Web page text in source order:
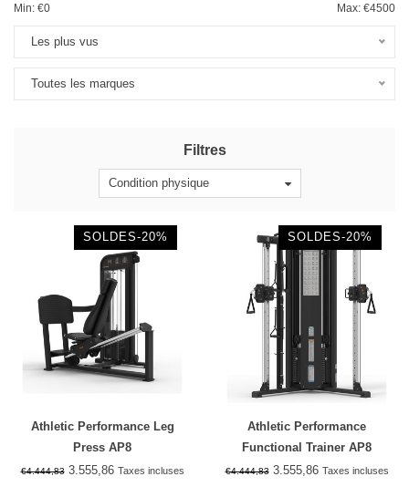
Min: €0 Max: €4500
Les plus vus
Toutes les marques
Filtres
Condition physique
SOLDES-20%
Athletic Performance Leg
Press AP8
€4.444,833.555,86 Taxes incluses
SOLDES-20%
Athletic Performance
Functional Trainer AP8
€4.444,833.555,86 Taxes incluses